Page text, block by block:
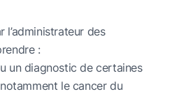
l’administrateur des
:
un diagnostic de certaines
le cancer du